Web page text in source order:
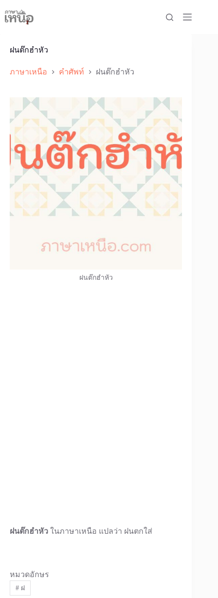
to
content
ฝนต๊กฮำหัว
ภาษาเหนือ คำศัพท์ ฝนต๊กฮำหัว
ฝนต๊กฮำหัว
ฝนต๊กฮำหัว ในภาษาเหนือ แปลว่า ฝนตกใส่
หมวดอักษร
#ฝ